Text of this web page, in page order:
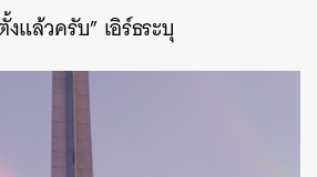
แล้วครับ” เอิร์ธระบุ